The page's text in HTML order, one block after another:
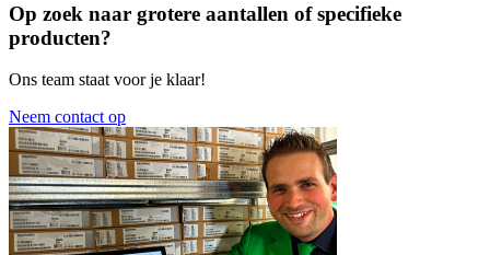
Op zoek naar grotere aantallen of specifieke
producten?
Ons team staat voor je klaar!
Neem contact op